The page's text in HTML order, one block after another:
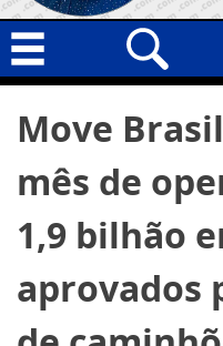
Geral
Cidades
Política
Nacional
Opinião
Informe especial
por:
Move
mês de
1,9 bilhão
aprovados